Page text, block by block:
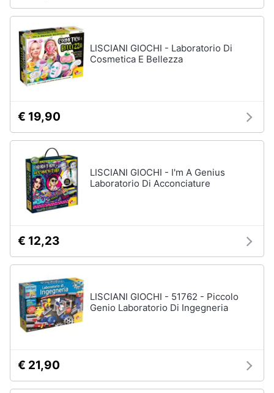
LISCIANI GIOCHI - Laboratorio Di
Cosmetica E Bellezza
€ 19,90
LISCIANI GIOCHI - I'm A Genius
Laboratorio Di Acconciature
€ 12,23
LISCIANI GIOCHI - 51762 - Piccolo
Genio Laboratorio Di Ingegneria
€ 21,90